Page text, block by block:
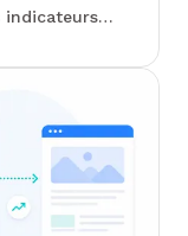
indicateurs
vous
Max en
chiffre